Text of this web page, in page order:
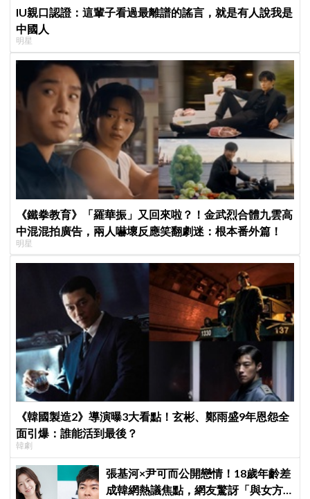
IU親口認證：這輩子看過最離譜的謠言，就是有人說我是
中國人
明星
《鐵拳教育》「羅華振」又回來啦？！金武烈合體九雲高
中混混拍廣告，兩人嚇壞反應笑翻劇迷：根本番外篇！
明星
《韓國製造2》導演曝3大看點！玄彬、鄭雨盛9年恩怨全
面引爆：誰能活到最後？
韓劇
張基河×尹可而公開戀情！18歲年齡差
成韓網熱議焦點，網友驚訝「與女方